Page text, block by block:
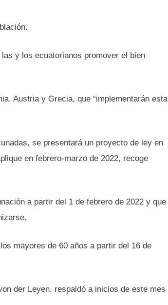
y los ecuatorianos promover el bien
Austria y Grecia, que “implementarán esta
se presentará un proyecto de ley en
en febrero-marzo de 2022, recoge
a partir del 1 de febrero de 2022 y que
mayores de 60 años a partir del 16 de
der Leyen, respaldó a inicios de este mes